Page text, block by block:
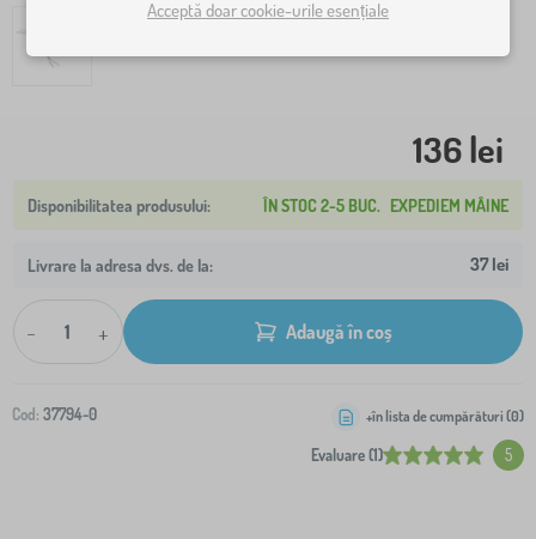
136 lei
ÎN STOC 2-5 BUC. EXPEDIEM MÂINE
Livrare la adresa dvs. de la: 37 lei
- + Adaugă în coș
Cod: 37794-0
Evaluare (1) 5
+în lista de cumpărături (0)
Acceptă doar cookie-urile esențiale